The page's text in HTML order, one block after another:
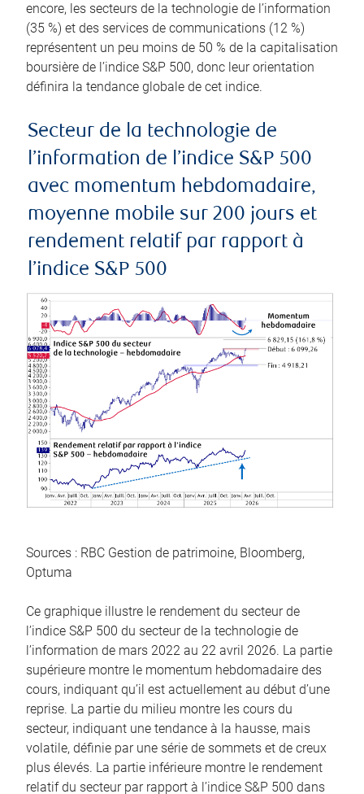
encore, les secteurs de la technologie de l’information
(35 %) et des services de communications (12 %)
représentent un peu moins de 50 % de la capitalisation
boursière de l’indice S&P 500, donc leur orientation
définira la tendance globale de cet indice.
Secteur de la technologie de
l’information de l’indice S&P 500
avec momentum hebdomadaire,
moyenne mobile sur 200 jours et
rendement relatif par rapport à
l’indice S&P 500
Sources : RBC Gestion de patrimoine, Bloomberg,
Optuma
Ce graphique illustre le rendement du secteur de
l’indice S&P 500 du secteur de la technologie de
l’information de mars 2022 au 22 avril 2026. La partie
supérieure montre le momentum hebdomadaire des
cours, indiquant qu’il est actuellement au début d’une
reprise. La partie du milieu montre les cours du
secteur, indiquant une tendance à la hausse, mais
volatile, définie par une série de sommets et de creux
plus élevés. La partie inférieure montre le rendement
relatif du secteur par rapport à l’indice S&P 500 dans